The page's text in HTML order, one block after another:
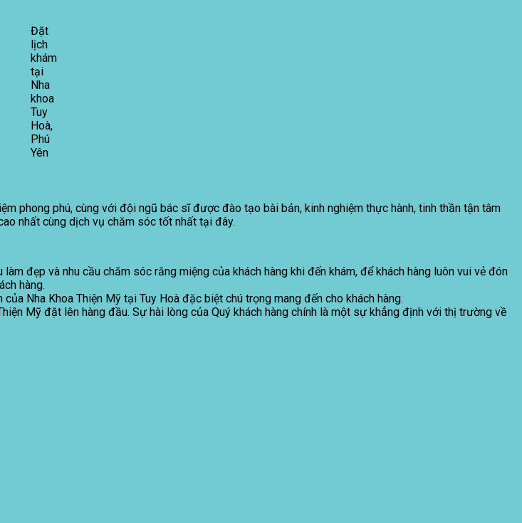
Đặt
lịch
khám
tại
Nha
khoa
Tuy
Hoà,
Phú
Yên
phong phú, cùng với đội ngũ bác sĩ được đào tạo bài bản, kinh nghiệm thực hành, tinh thần tận tâm
nhất cùng dịch vụ chăm sóc tốt nhất tại đây.
đẹp và nhu cầu chăm sóc răng miệng của khách hàng khi đến khám, để khách hàng luôn vui vẻ đón
hàng.
Nha Khoa Thiện Mỹ tại Tuy Hoà đặc biệt chú trọng mang đến cho khách hàng.
Mỹ đặt lên hàng đầu. Sự hài lòng của Quý khách hàng chính là một sự khẳng định với thị trường về